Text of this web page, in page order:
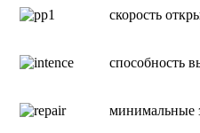
скорость
способность
минимальные